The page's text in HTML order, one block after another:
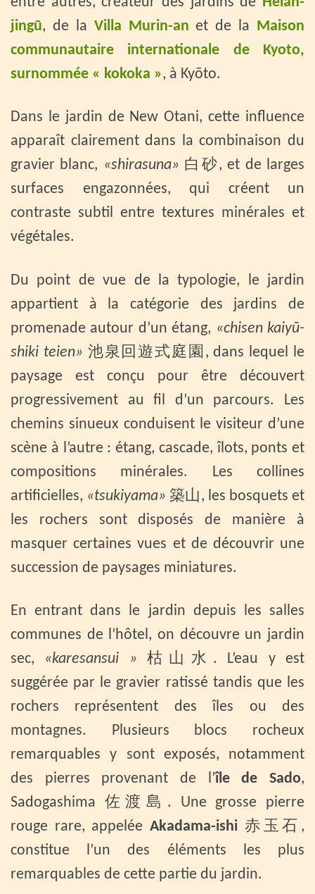
jingū, de la Villa Murin-an et de la Maison
communautaire internationale de Kyoto,
surnommée « kokoka », à Kyōto.
Dans le jardin de New Otani, cette influence
apparaît clairement dans la combinaison du
gravier blanc, «shirasuna» 白砂, et de larges
surfaces engazonnées, qui créent un
contraste subtil entre textures minérales et
végétales.
Du point de vue de la typologie, le jardin
appartient à la catégorie des jardins de
promenade autour d’un étang, «chisen kaiyū-
shiki teien» 池泉回遊式庭園, dans lequel le
paysage est conçu pour être découvert
progressivement au fil d’un parcours. Les
chemins sinueux conduisent le visiteur d’une
scène à l’autre : étang, cascade, îlots, ponts et
compositions minérales. Les collines
artificielles, «tsukiyama» 築山, les bosquets et
les rochers sont disposés de manière à
masquer certaines vues et de découvrir une
succession de paysages miniatures.
En entrant dans le jardin depuis les salles
communes de l’hôtel, on découvre un jardin
sec, «karesansui » 枯山水. L’eau y est
suggérée par le gravier ratissé tandis que les
rochers représentent des îles ou des
montagnes. Plusieurs blocs rocheux
remarquables y sont exposés, notamment
des pierres provenant de l’île de Sado,
Sadogashima 佐渡島. Une grosse pierre
rouge rare, appeléeAkadama-ishi 赤玉石,
constitue l’un des éléments les plus
remarquables de cette partie du jardin.